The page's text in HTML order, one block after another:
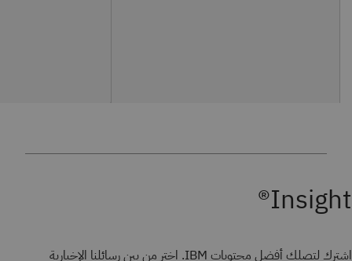
Insight®
اشترك لتصلك أفضل محتويات IBM. اختر من بين رسائلنا الإخبارية